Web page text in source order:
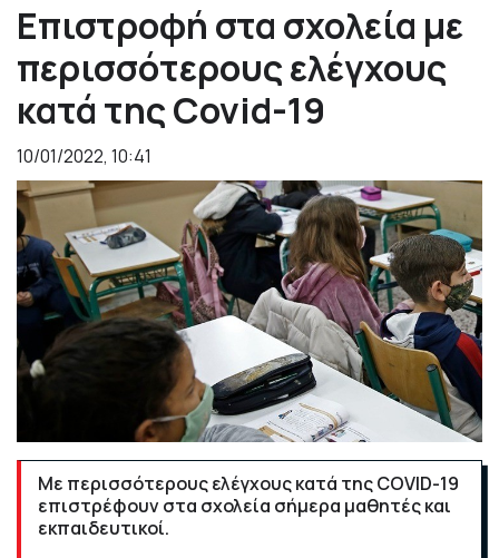
Επιστροφή στα σχολεία με
περισσότερους ελέγχους
κατά της Covid-19
10/01/2022, 10:41
Με περισσότερους ελέγχους κατά της COVID-19
επιστρέφουν στα σχολεία σήμερα μαθητές και
εκπαιδευτικοί.